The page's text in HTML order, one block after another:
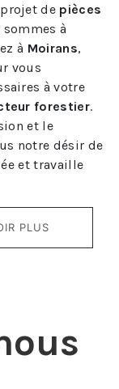
de pièces
sommes à
à Moirans,
vous
à votre
forestier.
et le
notre désir de
et travaille
PLUS